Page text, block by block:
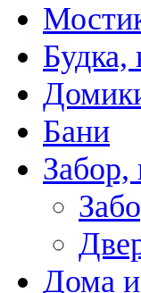
Будка,
Бани
Забор,
Дома